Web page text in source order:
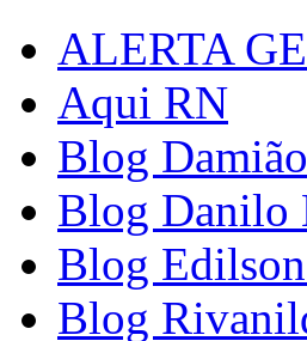
ALERTA
Aqui RN
Blog
Blog Danilo
Blog
Blog